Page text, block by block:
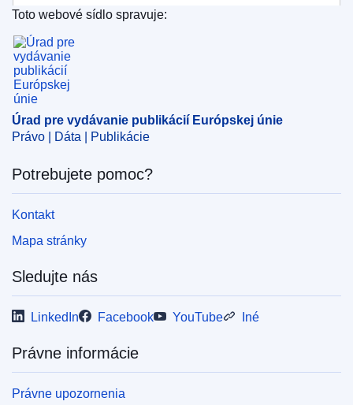
EDITION : 8f23260a-db05-11f0-8da2-01aa75ed71a1
Úrad pre vydávanie publikácií Európskej únie
Toto webové sídlo spravuje:
Úrad pre vydávanie publikácií Európskej únie
Právo | Dáta | Publikácie
Potrebujete pomoc?
Kontakt
Mapa stránky
Sledujte nás
LinkedIn Facebook YouTube Iné
Právne informácie
Právne upozornenia